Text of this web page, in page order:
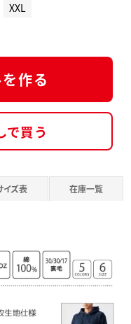
XXL
作る
で買う
イズ表 在庫一覧